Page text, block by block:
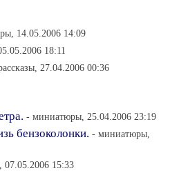
14.05.2006 14:09
18:11
27.04.2006 00:36
- миниатюры, 25.04.2006 23:19
бензоколонки. - миниатюры,
15:33